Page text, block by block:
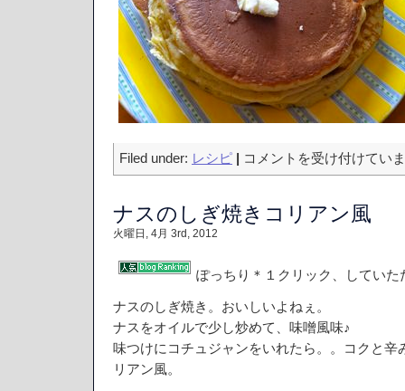
Filed under: レシピ
豆
ホ
ッ
ー
キ
は
コメントを受け付けてい
ナスのしぎ焼きコリアン風
火曜日, 4月 3rd, 2012
ぽっちり＊１クリック、してい
ナスのしぎ焼き。おいしいよねぇ。
ナスをオイルで少し炒めて、味噌風味♪
味つけにコチュジャンをいれたら。。コクと辛
リアン風。